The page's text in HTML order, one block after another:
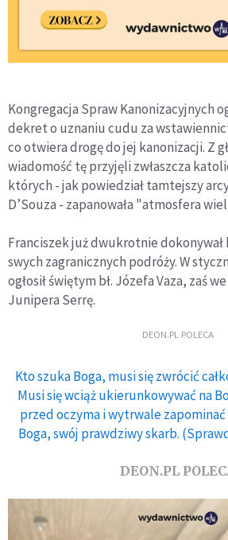
Kongregacja Spraw Kanonizacyjnych
dekret o uznaniu cudu za
co otwiera drogę do jej kanonizacji. Z
wiadomość tę przyjęli zwłaszcza
których - jak powiedział tamtejszy
D’Souza - zapanowała "atmosfera
Franciszek już dwukrotnie dokonywał
swych zagranicznych podróży. W
ogłosił świętym bł. Józefa Vaza, zaś
Junipera Serrę.
DEON.PL POLECA
Kto szuka Boga, musi się zwrócić
Musi się wciąż ukierunkowywać na
przed oczyma i wytrwale zapominać
Boga, swój prawdziwy skarb.
DEON.PL